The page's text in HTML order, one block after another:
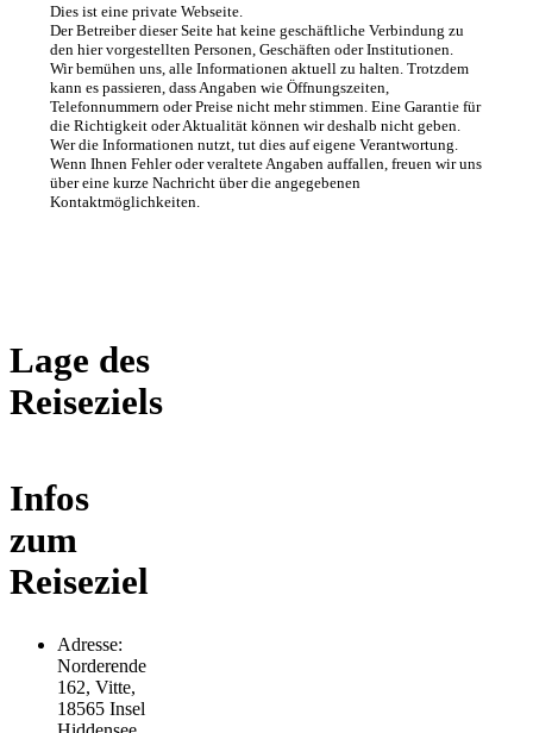
Dies ist eine private Webseite.
Der Betreiber dieser Seite hat keine geschäftliche Verbindung zu
den hier vorgestellten Personen, Geschäften oder Institutionen.
Wir bemühen uns, alle Informationen aktuell zu halten. Trotzdem
kann es passieren, dass Angaben wie Öffnungszeiten,
Telefonnummern oder Preise nicht mehr stimmen. Eine Garantie für
die Richtigkeit oder Aktualität können wir deshalb nicht geben.
Wer die Informationen nutzt, tut dies auf eigene Verantwortung.
Wenn Ihnen Fehler oder veraltete Angaben auffallen, freuen wir uns
über eine kurze Nachricht über die angegebenen
Kontaktmöglichkeiten.
Lage des
Reiseziels
Infos
zum
Reiseziel
Adresse:
Norderende
162, Vitte,
18565 Insel